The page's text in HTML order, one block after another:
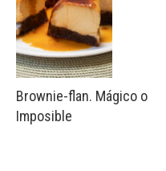
Brownie-flan. Mágico o
Imposible